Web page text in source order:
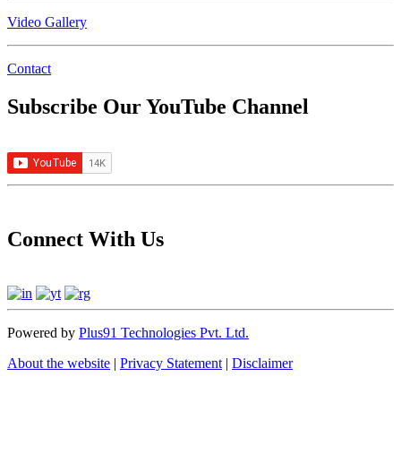
Video Gallery
Contact
Subscribe Our YouTube Channel
Connect With Us
Powered by Plus91 Technologies Pvt. Ltd.
About the website | Privacy Statement | Disclaimer